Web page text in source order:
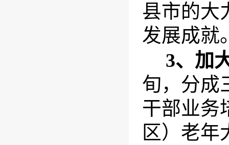
县市的大
发展成就
3、 加
旬，分成
干部业务
区）老年